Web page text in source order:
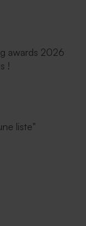
awards 2026
!
liste"